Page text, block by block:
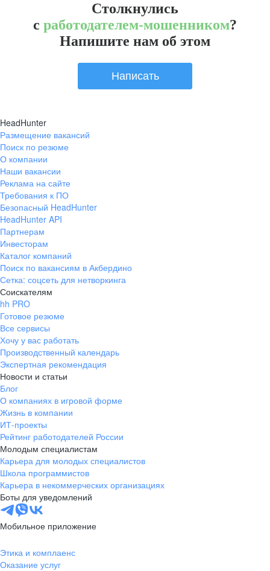
Столкнулись
с работодателем-мошенником?
Напишите нам об этом
Написать
HeadHunter
Размещение вакансий
Поиск по резюме
О компании
Наши вакансии
Реклама на сайте
Требования к ПО
Безопасный HeadHunter
HeadHunter API
Партнерам
Инвесторам
Каталог компаний
Поиск по вакансиям в Акбердино
Сетка: соцсеть для нетворкинга
Соискателям
hh PRO
Готовое резюме
Все сервисы
Хочу у вас работать
Производственный календарь
Экспертная рекомендация
Новости и статьи
Блог
О компаниях в игровой форме
Жизнь в компании
ИТ-проекты
Рейтинг работодателей России
Молодым специалистам
Карьера для молодых специалистов
Школа программистов
Карьера в некоммерческих организациях
Боты для уведомлений
Мобильное приложение
Этика и комплаенс
Оказание услуг